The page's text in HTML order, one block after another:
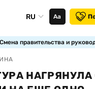
RU Аа
Смена правительства и
НАГРЯНУЛА